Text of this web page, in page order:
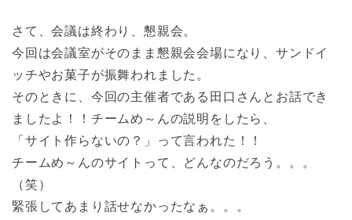
さて、会議は終わり、懇親会。
今回は会議室がそのまま懇親会会場になり、サンドイ
ッチやお菓子が振舞われました。
そのときに、今回の主催者である田口さんとお話でき
ましたよ！！チームめ～んの説明をしたら、
「サイト作らないの？」って言われた！！
チームめ～んのサイトって、どんなのだろう。。。
（笑）
緊張してあまり話せなかったなぁ。。。